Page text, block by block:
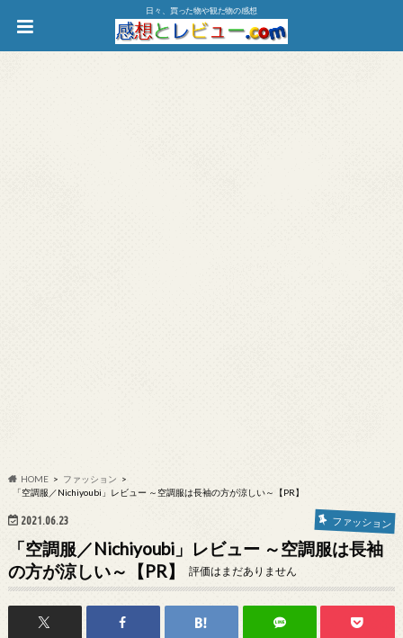
日々、買った物や観た物の感想
HOME
ファッション
「空調服／Nichiyoubi」レビュー ～空調服は長袖の方が涼しい～【PR】
2021.06.23 ファッション
「空調服／Nichiyoubi」レビュー ～空調服は長袖
の方が涼しい～【PR】
評価はまだありません